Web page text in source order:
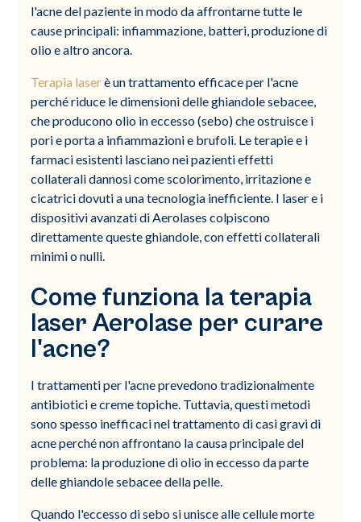
l'acne del paziente in modo da affrontarne tutte le
cause principali: infiammazione, batteri, produzione di
olio e altro ancora.
Terapia laserè un trattamento efficace per l'acne
perché riduce le dimensioni delle ghiandole sebacee,
che producono olio in eccesso (sebo) che ostruisce i
pori e porta a infiammazioni e brufoli. Le terapie e i
farmaci esistenti lasciano nei pazienti effetti
collaterali dannosi come scolorimento, irritazione e
cicatrici dovuti a una tecnologia inefficiente. I laser e i
dispositivi avanzati di Aerolases colpiscono
direttamente queste ghiandole, con effetti collaterali
minimi o nulli.
Come funziona la terapia
laser Aerolase per curare
l'acne?
I trattamenti per l'acne prevedono tradizionalmente
antibiotici e creme topiche. Tuttavia, questi metodi
sono spesso inefficaci nel trattamento di casi gravi di
acne perché non affrontano la causa principale del
problema: la produzione di olio in eccesso da parte
delle ghiandole sebacee della pelle.
Quando l'eccesso di sebo si unisce alle cellule morte